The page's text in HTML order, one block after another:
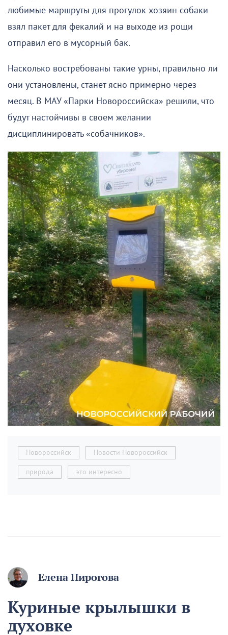
любимые маршруты для прогулок хозяин собаки
взял пакет для фекалий и на выходе из рощи
отправил его в мусорный бак.
Насколько востребованы такие урны, правильно ли
они установлены, станет ясно примерно через
месяц. В МАУ «Парки Новороссийска» решили, что
будут настойчивы в своем желании
дисциплинировать «собачников».
Новороссийск Новости Новороссийск
природа это интересно
Елена Пирогова
Куриные крылышки в
духовке